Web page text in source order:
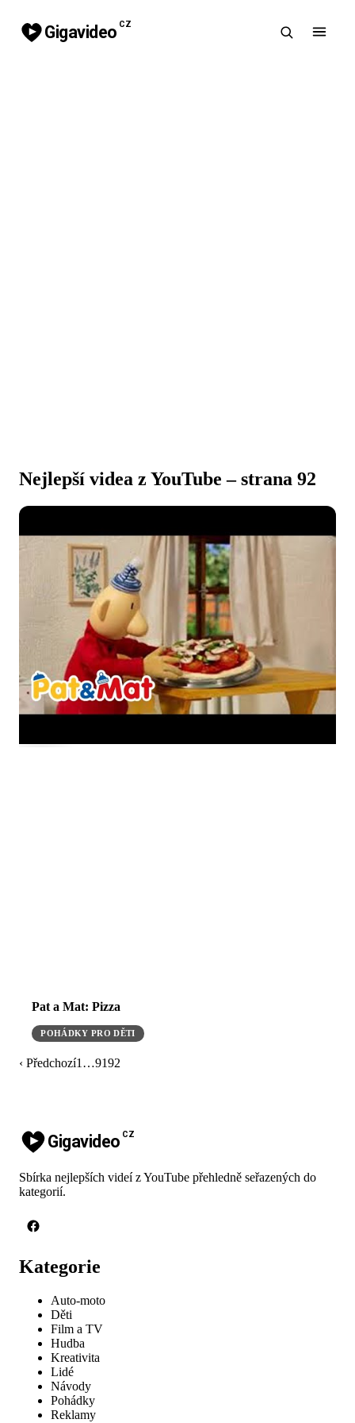
Gigavideo CZ
Nejlepší videa z YouTube – strana 92
Pat a Mat: Pizza
POHÁDKY PRO DĚTI
‹ Předchozí1 …9192
Gigavideo CZ
Sbírka nejlepších videí z YouTube přehledně seřazených do
kategorií.
Kategorie
Auto-moto
Děti
Film a TV
Hudba
Kreativita
Lidé
Návody
Pohádky
Reklamy